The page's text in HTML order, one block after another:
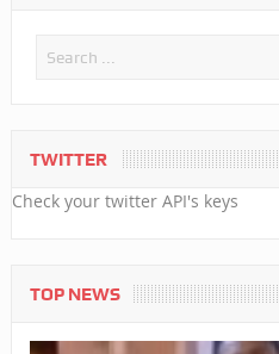
TWITTER
Check your twitter API's keys
TOP NEWS